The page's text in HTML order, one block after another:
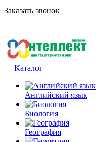
Заказать звонок
Каталог
Английский язык
Биология
География